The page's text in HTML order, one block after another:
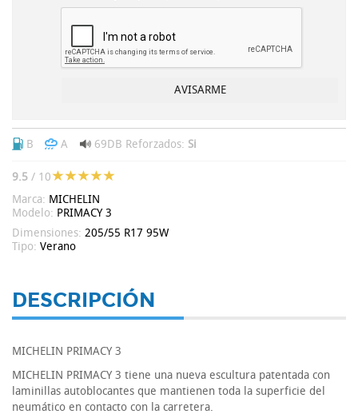
B A 69DB Reforzados: Si
9.5 / 10
Marca: MICHELIN
Modelo: PRIMACY 3
Dimensiones: 205/55 R17 95W
Tipo: Verano
DESCRIPCIÓN
MICHELIN PRIMACY 3
MICHELIN PRIMACY 3 tiene una nueva escultura patentada con
laminillas autoblocantes que mantienen toda la superficie del
neumático en contacto con la carretera.